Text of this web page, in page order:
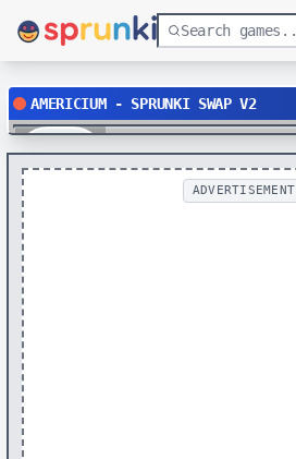
AMERICIUM - SPRUNKI SWAP V2
Play
ADVERTISEMENT